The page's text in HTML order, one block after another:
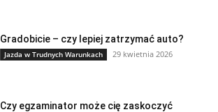
Gradobicie – czy lepiej zatrzymać auto?
Jazda w Trudnych Warunkach 29 kwietnia 2026
Czy egzaminator może cię zaskoczyć